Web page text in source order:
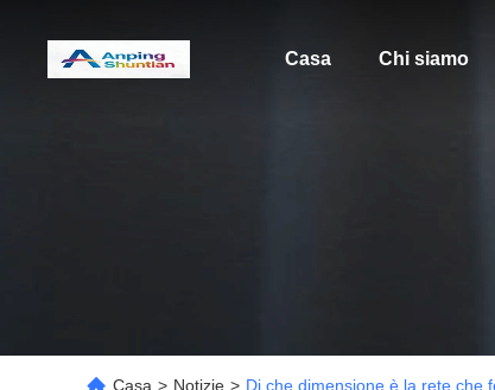
Casa Chi siamo
Casa > Notizie > Di che dimensione è la rete che